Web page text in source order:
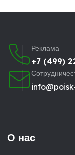
Реклама
+7 (499)
О нас